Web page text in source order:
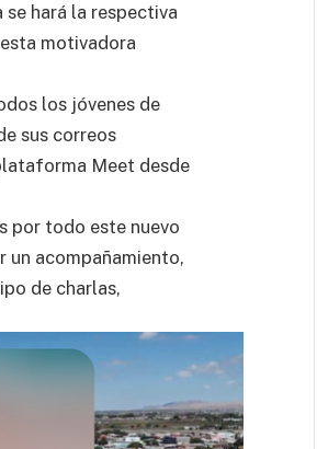
hará la respectiva
motivadora
los jóvenes de
sus correos
Meet desde
por todo este nuevo
un acompañamiento,
de charlas,